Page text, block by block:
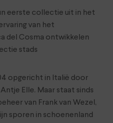
eerste collectie uit in het
van het
del Cosma ontwikkelen
stads
opgericht in Italië door
Elle. Maar staat sinds
van Frank van Wezel,
sporen in schoenenland